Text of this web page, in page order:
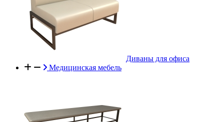
Диваны для офиса
Медицинская мебель